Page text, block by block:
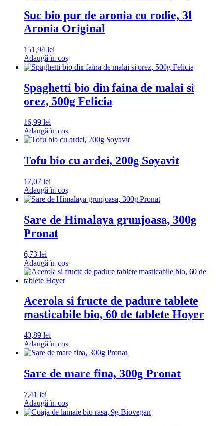
Suc bio pur de aronia cu rodie, 3l
Aronia Original
151,94 lei
Adaugă în coș
Spaghetti bio din faina de malai si
orez, 500g Felicia
16,99 lei
Adaugă în coș
Tofu bio cu ardei, 200g Soyavit
17,07 lei
Adaugă în coș
Sare de Himalaya grunjoasa, 300g
Pronat
6,73 lei
Adaugă în coș
Acerola si fructe de padure tablete
masticabile bio, 60 de tablete Hoyer
40,89 lei
Adaugă în coș
Sare de mare fina, 300g Pronat
7,41 lei
Adaugă în coș